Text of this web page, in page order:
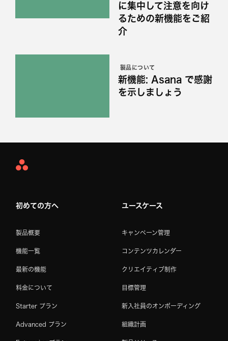
に集中して注意を向け
るための新機能をご紹
介
製品について
新機能: Asana で感謝
を示しましょう
Asana
初めての方へ
製品概要
機能一覧
最新の機能
料金について
Starter プラン
Advanced プラン
ユースケース
キャンペーン管理
コンテンツカレンダー
クリエイティブ制作
目標管理
新入社員のオンボーディング
組織計画